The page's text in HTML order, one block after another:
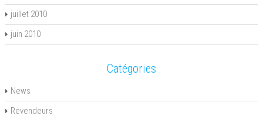
juillet 2010
juin 2010
Catégories
News
Revendeurs